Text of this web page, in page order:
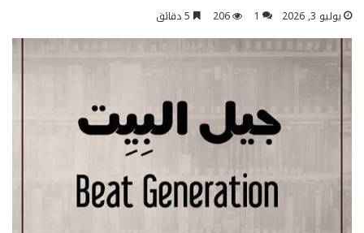
يوليو 3, 2026 1
206